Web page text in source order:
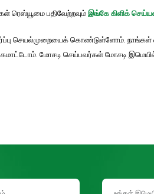
ரெஸ்யூமை பதிவேற்றவும்இங்கே கிளிக்
செயல்முறையைக் கொண்டுள்ளோம்.
மோசடி செய்பவர்கள் மோசடி